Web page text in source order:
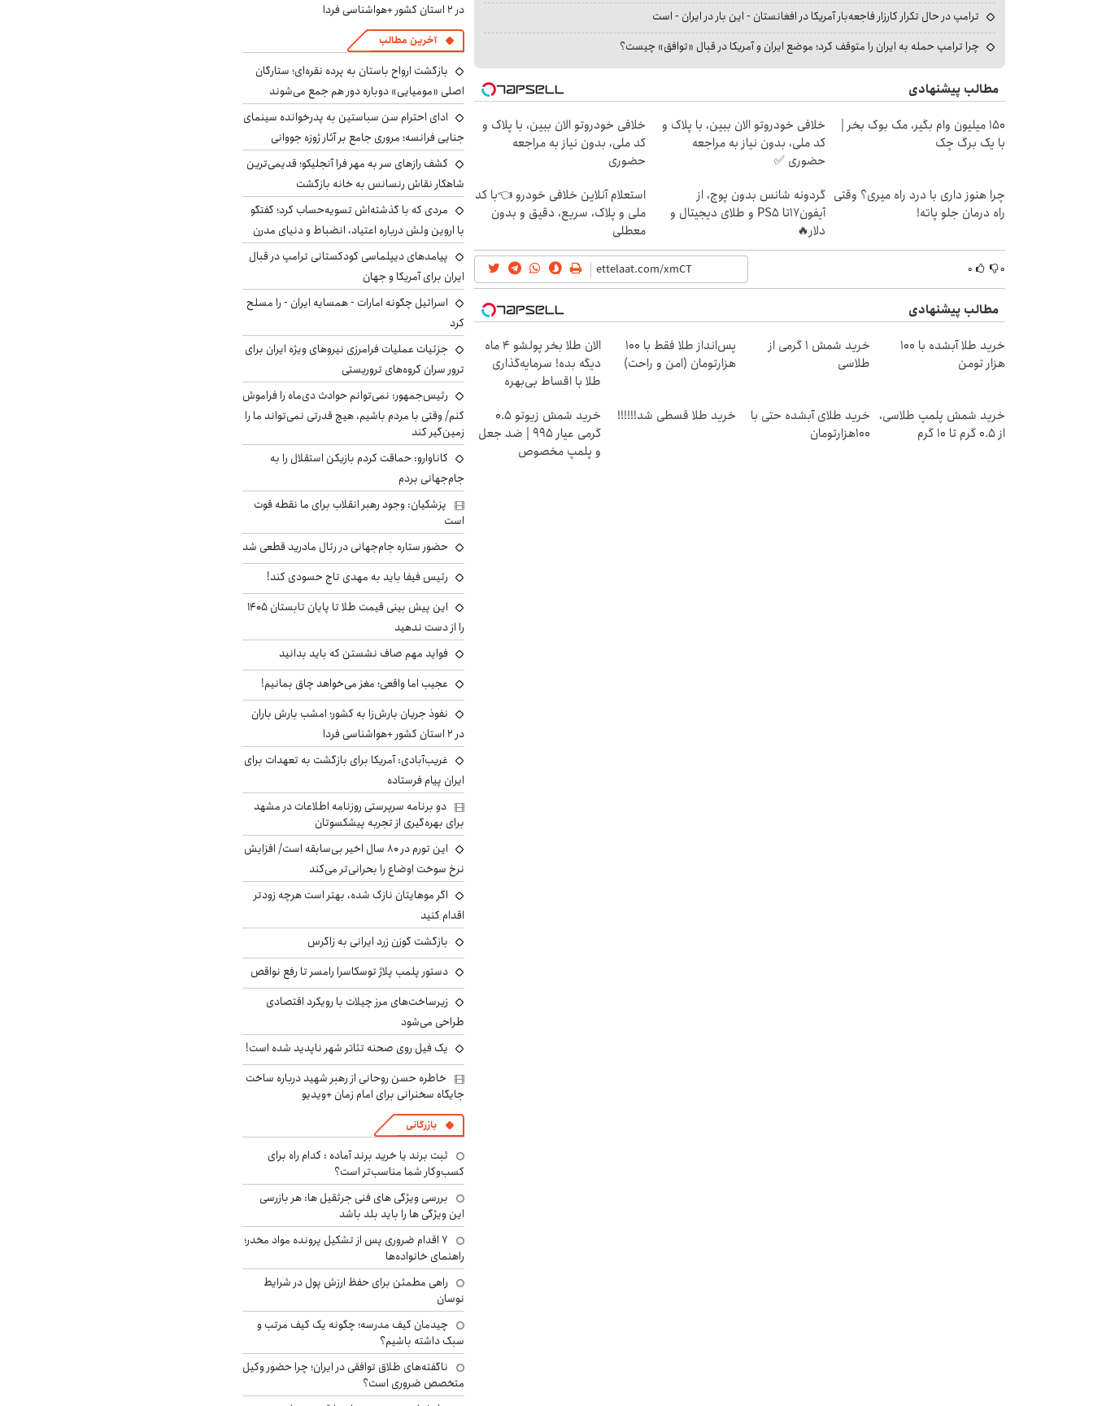
ترامپ در حال تکرار کارزار فاجعه‌بار آمریکا در افغانستان - این بار در ایران - است
چرا ترامپ حمله به ایران را متوقف کرد؛ موضع ایران و آمریکا در قبال «توافق» چیست؟
مطالب پیشنهادی
150 میلیون وام بگیر، مک بوک بخر |
با یک برگ چک
خلافی خودروتو الان ببین، با پلاک و
کد ملی، بدون نیاز به مراجعه
حضوری ✅
خلافی خودروتو الان ببین، با پلاک و
کد ملی، بدون نیاز به مراجعه
حضوری
چرا هنوز داری با درد راه میری؟ وقتی
راه درمان جلو پاته!
گردونه شانس بدون پوچ، از
آیفون17تا PS5 و طلای دیجیتال و
دلار🔥
استعلام آنلاین خلافی خودرو 👈با کد
ملی و پلاک، سریع، دقیق و بدون
معطلی
۰ ۰
مطالب پیشنهادی
خرید طلا آبشده با 100
هزار تومن
خرید شمش 1 گرمی از
طلاسی
پس‌انداز طلا فقط با ۱۰۰
هزارتومان (امن و راحت)
الان طلا بخر پولشو 4 ماه
دیگه بده! سرمایه‌گذاری
طلا با اقساط بی‌بهره
خرید شمش پلمپ طلاسی،
از ۰.۵ گرم تا ۱۰ گرم
خرید طلای آبشده حتی با
۱۰۰هزارتومان
خرید طلا قسطی شد!!!!!!
خرید شمش زیوتو ۰.۵
گرمی عیار ۹۹۵ | ضد جعل
و پلمپ مخصوص
در ۲ استان کشور +هواشناسی فردا
آخرین مطالب
بازگشت ارواح باستان به پرده نقره‌ای؛ ستارگان
اصلی «مومیایی» دوباره دور هم جمع می‌شوند
ادای احترام سن سباستین به پدرخوانده سینمای
جنایی فرانسه؛ مروری جامع بر آثار ژوزه جووانی
کشف رازهای سر به مهر فرا آنجلیکو؛ قدیمی‌ترین
شاهکار نقاش رنسانس به خانه بازگشت
مردی که با گذشته‌اش تسویه‌حساب کرد؛ گفتگو
با اروین ولش درباره اعتیاد، انضباط و دنیای مدرن
پیامدهای دیپلماسی کودکستانی ترامپ در قبال
ایران برای آمریکا و جهان
اسرائیل چگونه امارات - همسایه ایران - را مسلح
کرد
جزئیات عملیات فرامرزی نیروهای ویژه ایران برای
ترور سران گروه‌های تروریستی
رئیس‌جمهور: نمی‌توانم حوادث دی‌ماه را فراموش
کنم/ وقتی با مردم باشیم، هیچ قدرتی نمی‌تواند ما را
زمین‌گیر کند
کاناوارو: حماقت کردم بازیکن استقلال را به
جام‌جهانی بردم
پزشکیان: وجود رهبر انقلاب برای ما نقطه قوت
است
حضور ستاره جام‌جهانی در رئال مادرید قطعی شد
رئیس فیفا باید به مهدی تاج حسودی کند!
این پیش بینی قیمت طلا تا پایان تابستان ۱۴۰۵
را از دست ندهید
فواید مهم صاف نشستن که باید بدانید
عجیب اما واقعی؛ مغز می‌خواهد چاق بمانیم!
نفوذ جریان بارش‌زا به کشور؛ امشب بارش باران
در ۲ استان کشور +هواشناسی فردا
غریب‌آبادی: آمریکا برای بازگشت به تعهدات برای
ایران پیام فرستاده
دو برنامه سرپرستی روزنامه اطلاعات در مشهد
برای بهره‌گیری از تجربه پیشکسوتان
این تورم در ۸۰ سال اخیر بی‌سابقه است/ افزایش
نرخ سوخت اوضاع را بحرانی‌تر می‌کند
اگر موهایتان نازک شده، بهتر است هرچه زودتر
اقدام کنید
بازگشت گوزن زرد ایرانی به زاگرس
دستور پلمب پلاژ توسکاسرا رامسر تا رفع نواقص
زیرساخت‌های مرز چیلات با رویکرد اقتصادی
طراحی می‌شود
یک فیل روی صحنه تئاتر شهر ناپدید شده است!
خاطره حسن روحانی از رهبر شهید درباره ساخت
جایگاه سخنرانی برای امام زمان +ویدیو
بازرگانی
ثبت برند یا خرید برند آماده : کدام راه برای
کسب‌وکار شما مناسب‌تر است؟
بررسی ویژگی های فنی جرثقیل ها: هر بازرسی
این ویژگی ها را باید بلد باشد
۷ اقدام ضروری پس از تشکیل پرونده مواد مخدر؛
راهنمای خانواده‌ها
راهی مطمئن برای حفظ ارزش پول در شرایط
نوسان
چیدمان کیف مدرسه؛ چگونه یک کیف مرتب و
سبک داشته باشیم؟
ناگفته‌های طلاق توافقی در ایران؛ چرا حضور وکیل
متخصص ضروری است؟